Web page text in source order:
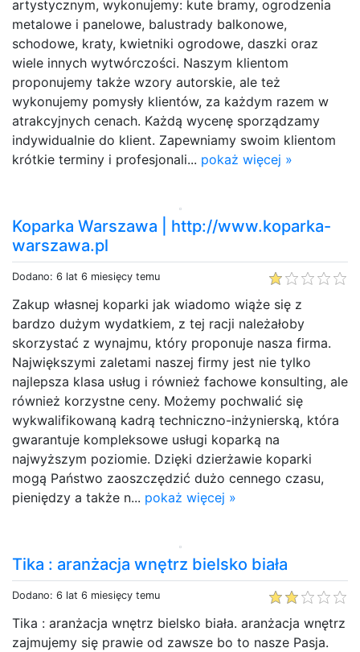
artystycznym, wykonujemy: kute bramy, ogrodzenia
metalowe i panelowe, balustrady balkonowe,
schodowe, kraty, kwietniki ogrodowe, daszki oraz
wiele innych wytwórczości. Naszym klientom
proponujemy także wzory autorskie, ale też
wykonujemy pomysły klientów, za każdym razem w
atrakcyjnych cenach. Każdą wycenę sporządzamy
indywidualnie do klient. Zapewniamy swoim klientom
krótkie terminy i profesjonali... pokaż więcej »
Koparka Warszawa | http://www.koparka-
warszawa.pl
Dodano: 6 lat 6 miesięcy temu
Zakup własnej koparki jak wiadomo wiąże się z
bardzo dużym wydatkiem, z tej racji należałoby
skorzystać z wynajmu, który proponuje nasza firma.
Największymi zaletami naszej firmy jest nie tylko
najlepsza klasa usług i również fachowe konsulting, ale
również korzystne ceny. Możemy pochwalić się
wykwalifikowaną kadrą techniczno-inżynierską, która
gwarantuje kompleksowe usługi koparką na
najwyższym poziomie. Dzięki dzierżawie koparki
mogą Państwo zaoszczędzić dużo cennego czasu,
pieniędzy a także n... pokaż więcej »
Tika : aranżacja wnętrz bielsko biała
Dodano: 6 lat 6 miesięcy temu
Tika : aranżacja wnętrz bielsko biała. aranżacja wnętrz
zajmujemy się prawie od zawsze bo to nasze Pasja.